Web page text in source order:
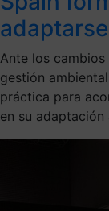
Ante los
gestión
práctica para
en su